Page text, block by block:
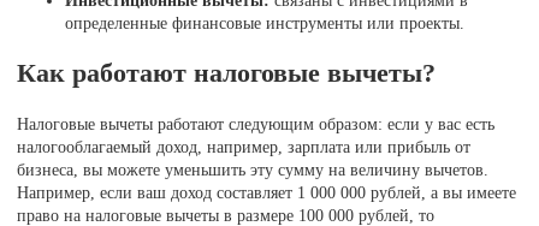
определенные финансовые инструменты или проекты.
Как работают налоговые вычеты?
Налоговые вычеты работают следующим образом: если у вас есть
налогооблагаемый доход, например, зарплата или прибыль от
бизнеса, вы можете уменьшить эту сумму на величину вычетов.
Например, если ваш доход составляет 1 000 000 рублей, а вы имеете
право на налоговые вычеты в размере 100 000 рублей, то